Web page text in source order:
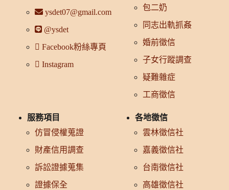
ysdet07@gmail.com
@ysdet
Facebook粉絲專頁
Instagram
包二奶
同志出軌抓姦
婚前徵信
子女行蹤調查
疑難雜症
工商徵信
服務項目
仿冒侵權蒐證
財產信用調查
訴訟證據蒐集
證據保全
各地徵信
雲林徵信社
嘉義徵信社
台南徵信社
高雄徵信社